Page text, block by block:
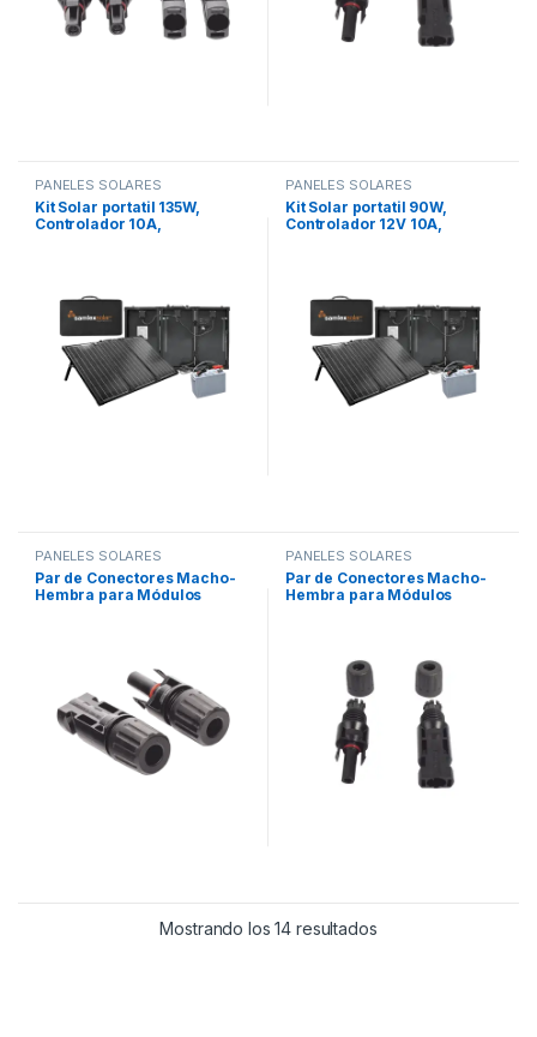
PANELES SOLARES
Kit Solar portatil 135W,
Controlador 10A,
PANELES SOLARES
Kit Solar portatil 90W,
Controlador 12V 10A,
PANELES SOLARES
Par de Conectores Macho-
Hembra para Módulos
PANELES SOLARES
Par de Conectores Macho-
Hembra para Módulos
Mostrando los 14 resultados